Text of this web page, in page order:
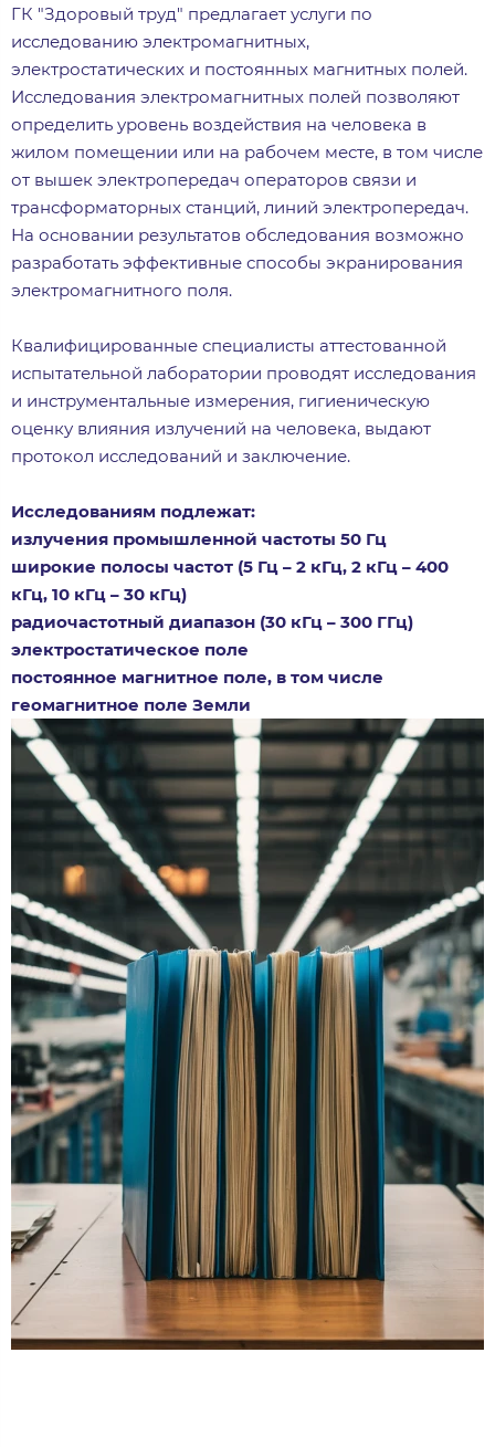
ГК "Здоровый труд" предлагает услуги по
исследованию электромагнитных,
электростатических и постоянных магнитных полей.
Исследования электромагнитных полей позволяют
определить уровень воздействия на человека в
жилом помещении или на рабочем месте, в том числе
от вышек электропередач операторов связи и
трансформаторных станций, линий электропередач.
На основании результатов обследования возможно
разработать эффективные способы экранирования
электромагнитного поля.
Квалифицированные специалисты аттестованной
испытательной лаборатории проводят исследования
и инструментальные измерения, гигиеническую
оценку влияния излучений на человека, выдают
протокол исследований и заключение.
Исследованиям подлежат:
излучения промышленной частоты 50 Гц
широкие полосы частот (5 Гц – 2 кГц, 2 кГц – 400
кГц, 10 кГц – 30 кГц)
радиочастотный диапазон (30 кГц – 300 ГГц)
электростатическое поле
постоянное магнитное поле, в том числе
геомагнитное поле Земли